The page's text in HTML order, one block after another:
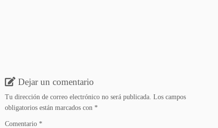
Dejar un comentario
Tu dirección de correo electrónico no será publicada. Los campos
obligatorios están marcados con *
Comentario *